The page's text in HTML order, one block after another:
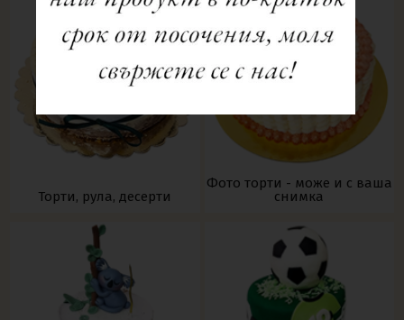
Торти, рула, десерти
Фото торти - може и с ваша
снимка